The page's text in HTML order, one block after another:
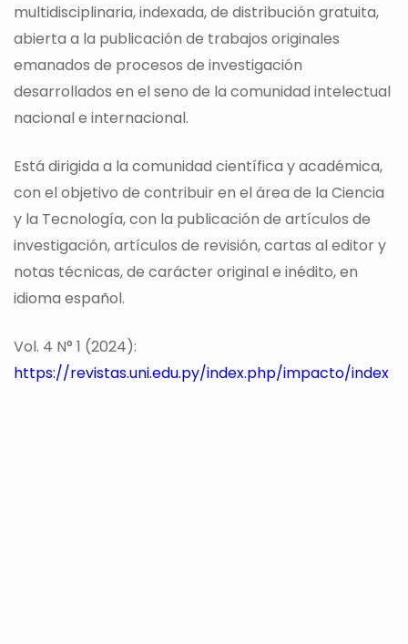
multidisciplinaria, indexada, de distribución gratuita,
abierta a la publicación de trabajos originales
emanados de procesos de investigación
desarrollados en el seno de la comunidad intelectual
nacional e internacional.
Está dirigida a la comunidad científica y académica,
con el objetivo de contribuir en el área de la Ciencia
y la Tecnología, con la publicación de artículos de
investigación, artículos de revisión, cartas al editor y
notas técnicas, de carácter original e inédito, en
idioma español.
Vol. 4 N° 1 (2024):
https://revistas.uni.edu.py/index.php/impacto/index